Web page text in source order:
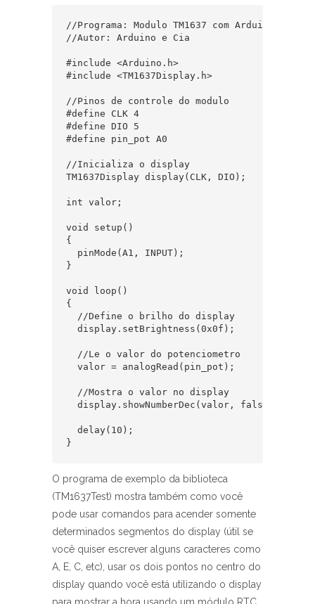
//Programa: Modulo TM1637 com Arduino
//Autor: Arduino e Cia
#include <Arduino.h>
#include <TM1637Display.h>
//Pinos de controle do modulo
#define CLK 4
#define DIO 5
#define pin_pot A0
//Inicializa o display
TM1637Display display(CLK, DIO);
int valor;
void setup()
{
  pinMode(A1, INPUT);
}
void loop()
{
  //Define o brilho do display
  display.setBrightness(0x0f);
  //Le o valor do potenciometro
  valor = analogRead(pin_pot);
  //Mostra o valor no display
  display.showNumberDec(valor, false);
  delay(10);
}
O programa de exemplo da biblioteca
(TM1637Test) mostra também como você
pode usar comandos para acender somente
determinados segmentos do display (útil se
você quiser escrever alguns caracteres como
A, E, C, etc), usar os dois pontos no centro do
display quando você está utilizando o display
para mostrar a hora usando um módulo RTC,